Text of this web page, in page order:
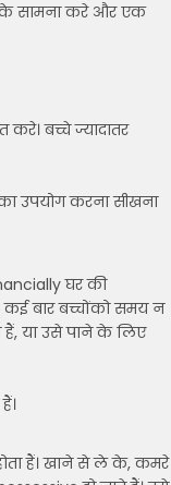
सामना करे और एक
बच्चे ज्यादातर
उपयोग करना सीखना
घर की
कई बार बच्चोंको समय न
हैं, या उसे पाने के लिए
हैं। खाने से ले के, कमरे